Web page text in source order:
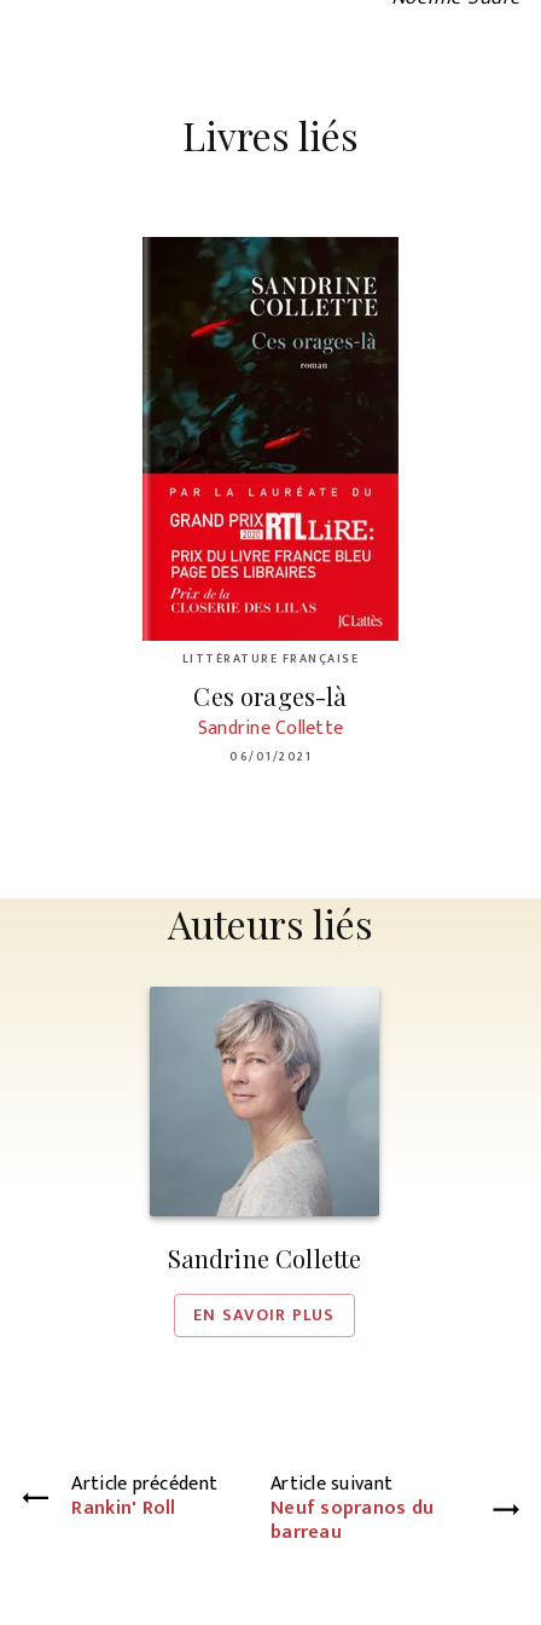
Livres liés
LITTÉRATURE FRANÇAISE
Ces orages-là
Sandrine Collette
06/01/2021
Auteurs liés
Sandrine Collette
EN SAVOIR PLUS
Article précédent
Rankin' Roll
Article suivant
Neuf sopranos du
barreau